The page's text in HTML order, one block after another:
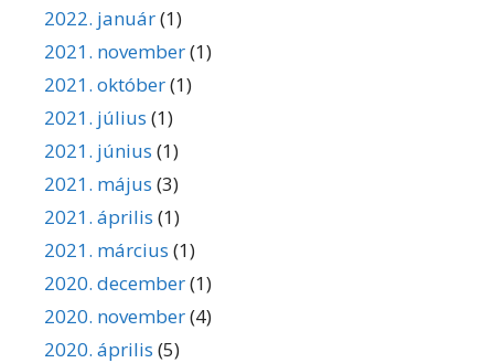
2022. január(1)
2021. november(1)
2021. október(1)
2021. július (1)
2021. június (1)
2021. május (3)
2021. április (1)
2021. március (1)
2020. december(1)
2020. november(4)
2020. április (5)